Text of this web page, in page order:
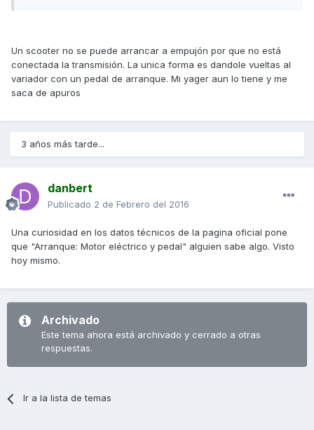
Un scooter no se puede arrancar a empujón por que no está
conectada la transmisión. La unica forma es dandole vueltas al
variador con un pedal de arranque. Mi yager aun lo tiene y me
saca de apuros
3 años más tarde...
danbert
Publicado 2 de Febrero del 2016
Una curiosidad en los datos técnicos de la pagina oficial pone
que "Arranque: Motor eléctrico y pedal" alguien sabe algo. Visto
hoy mismo.
Archivado
Este tema ahora está archivado y cerrado a otras
respuestas.
Ir a la lista de temas